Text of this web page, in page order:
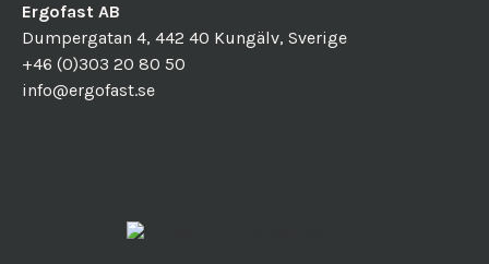
Ergofast AB
Dumpergatan 4, 442 40 Kungälv, Sverige
+46 (0)303 20 80 50
info@ergofast.se